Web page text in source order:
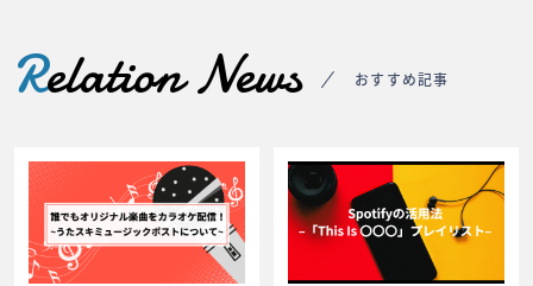
Relation News おすすめ記事